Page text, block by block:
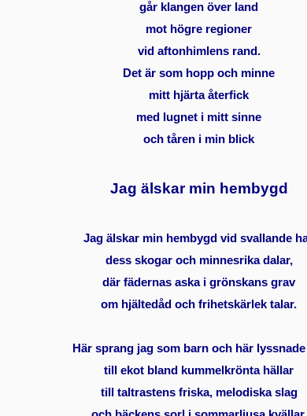
går klangen över land
mot högre regioner
vid aftonhimlens rand.
Det är som hopp och minne
mitt hjärta återfick
med lugnet i mitt sinne
och tåren i min blick
Jag älskar min hembygd
Jag älskar min hembygd vid svallande
dess skogar och minnesrika dalar,
där fädernas aska i grönskans grav
om hjältedåd och frihetskärlek talar.
Här sprang jag som barn och här
till ekot bland kummelkrönta hällar
till taltrastens friska, melodiska slag